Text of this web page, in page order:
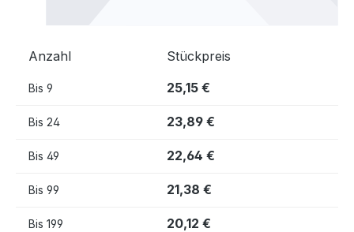
Anzahl Stückpreis
Bis 9 25,15 €
Bis 24 23,89 €
Bis 49 22,64 €
Bis 99 21,38 €
Bis 199 20,12 €